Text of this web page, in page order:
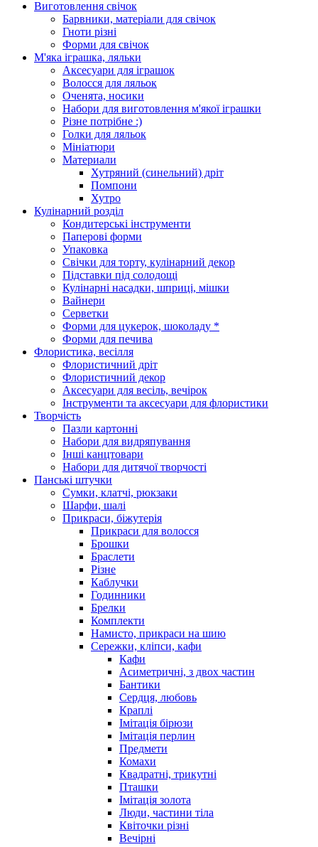
Виготовлення свічок
Барвники, матеріали для свічок
Гноти різні
Форми для свічок
М'яка іграшка, ляльки
Аксесуари для іграшок
Волосся для ляльок
Оченята, носики
Набори для виготовлення м'якої іграшки
Різне потрібне :)
Голки для ляльок
Мініатюри
Материали
Хутряний (синельний) дріт
Помпони
Хутро
Кулінарний розділ
Кондитерські інструменти
Паперові форми
Упаковка
Свічки для торту, кулінарний декор
Підставки під солодощі
Кулінарні насадки, шприці, мішки
Вайнери
Серветки
Форми для цукерок, шоколаду *
Форми для печива
Флористика, весілля
Флористичний дріт
Флористичний декор
Аксесуари для весіль, вечірок
Інструменти та аксесуари для флористики
Творчість
Пазли картонні
Набори для видряпування
Інші канцтовари
Набори для дитячої творчості
Панські штучки
Сумки, клатчі, рюкзаки
Шарфи, шалі
Прикраси, біжутерія
Прикраси для волосся
Брошки
Браслети
Різне
Каблучки
Годинники
Брелки
Комплекти
Намисто, прикраси на шию
Сережки, кліпси, кафи
Кафи
Асиметричні, з двох частин
Бантики
Сердця, любовь
Краплі
Імітація бірюзи
Імітація перлин
Предмети
Комахи
Квадратні, трикутні
Пташки
Імітація золота
Люди, частини тіла
Квіточки різні
Вечірні